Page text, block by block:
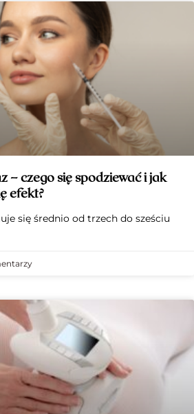
– czego się spodziewać i jak
efekt?
się średnio od trzech do sześciu